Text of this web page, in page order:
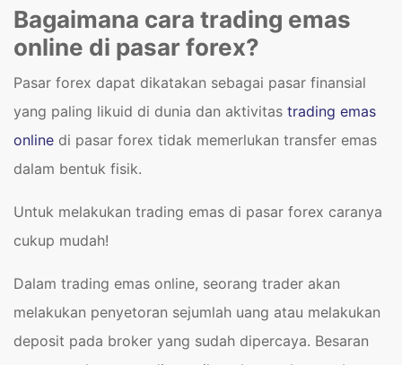
Bagaimana cara trading emas
online di pasar forex?
Pasar forex dapat dikatakan sebagai pasar finansial
yang paling likuid di dunia dan aktivitas trading emas
online di pasar forex tidak memerlukan transfer emas
dalam bentuk fisik.
Untuk melakukan trading emas di pasar forex caranya
cukup mudah!
Dalam trading emas online, seorang trader akan
melakukan penyetoran sejumlah uang atau melakukan
deposit pada broker yang sudah dipercaya. Besaran